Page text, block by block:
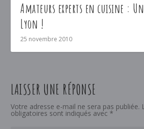
Amateurs experts en cuisine :
Lyon !
25 novembre 2010
LAISSER UNE RÉPONSE
Votre adresse e-mail ne sera pas publiée.
obligatoires sont indiqués avec *